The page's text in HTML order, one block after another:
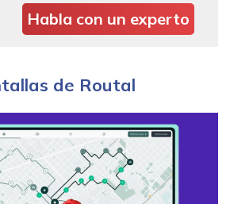
Habla con un experto
de Routal